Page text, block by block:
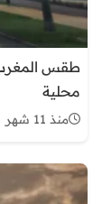
طقس
محلية
منذ 11 شهر